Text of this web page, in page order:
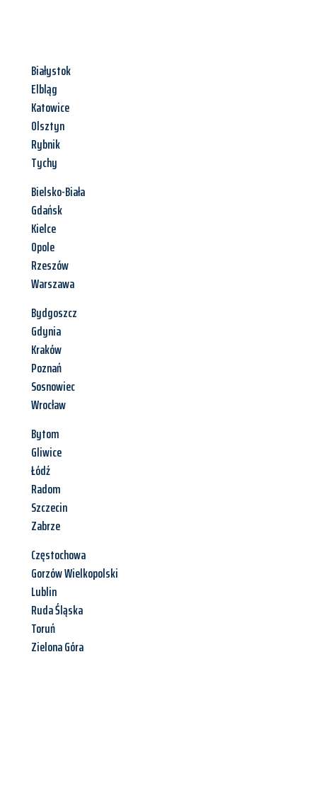
Białystok
Elbląg
Katowice
Olsztyn
Rybnik
Tychy
Bielsko-Biała
Gdańsk
Kielce
Opole
Rzeszów
Warszawa
Bydgoszcz
Gdynia
Kraków
Poznań
Sosnowiec
Wrocław
Bytom
Gliwice
Łódź
Radom
Szczecin
Zabrze
Częstochowa
Gorzów Wielkopolski
Lublin
Ruda Śląska
Toruń
Zielona Góra